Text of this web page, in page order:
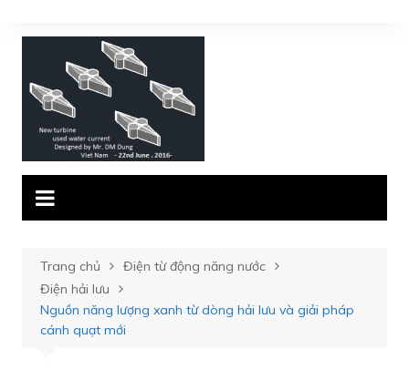
đến
Trang chủ
Điện từ động năng nước
Điện hải lưu
Nguồn năng lượng xanh từ dòng hải lưu và giải pháp
cánh quạt mới